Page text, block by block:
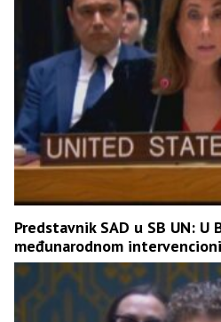
Predstavnik SAD u SB UN: U
međunarodnom